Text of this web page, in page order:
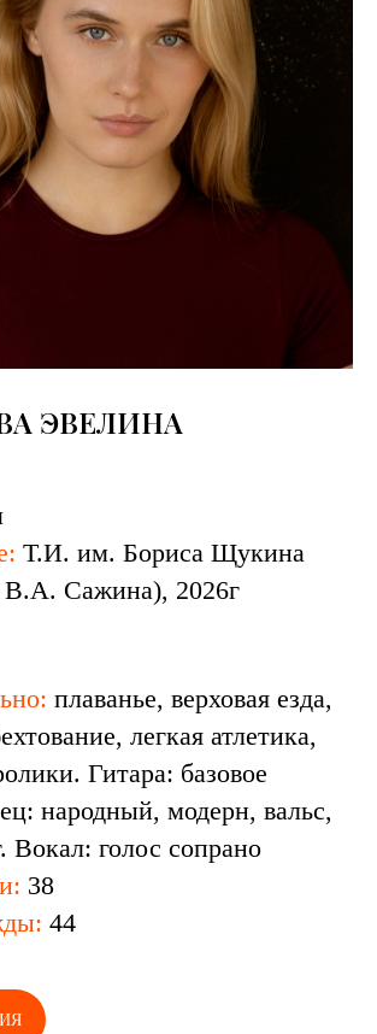
ЭВЕЛИНА
Т.И. им. Бориса Щукина
В.А. Сажина), 2026г
плаванье, верховая езда,
легкая атлетика,
Гитара: базовое
народный, модерн, вальс,
Вокал: голос сопрано
38
44